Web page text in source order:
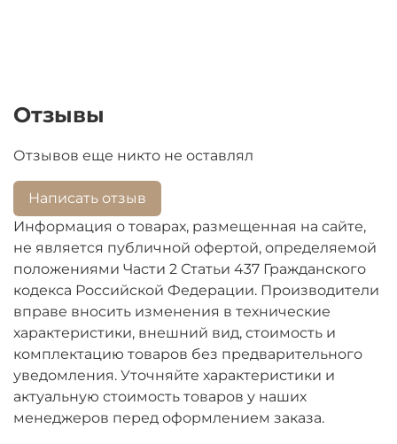
Отзывы
Отзывов еще никто не оставлял
Написать отзыв
Информация о товарах, размещенная на сайте,
не является публичной офертой, определяемой
положениями Части 2 Статьи 437 Гражданского
кодекса Российской Федерации. Производители
вправе вносить изменения в технические
характеристики, внешний вид, стоимость и
комплектацию товаров без предварительного
уведомления. Уточняйте характеристики и
актуальную стоимость товаров у наших
менеджеров перед оформлением заказа.